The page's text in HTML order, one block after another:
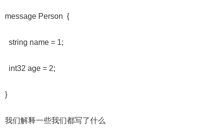
message Person {
string name = 1;
int32 age = 2;
}
我们解释一些我们都写了什么